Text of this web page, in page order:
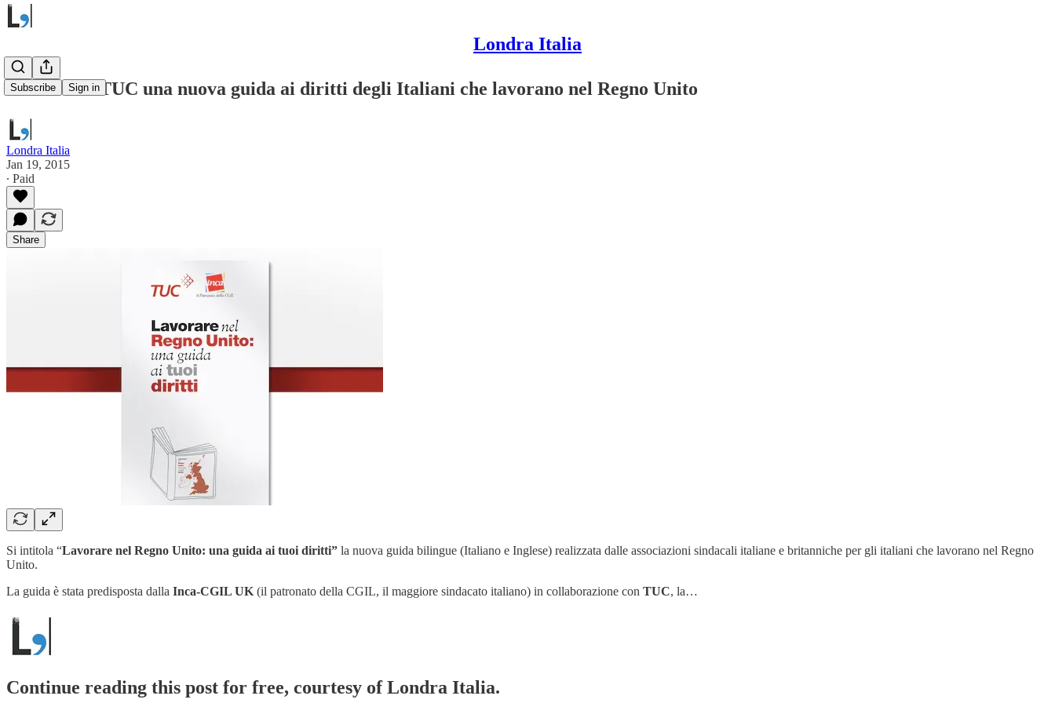
Londra Italia
Subscribe Sign in
Da CGIL e TUC una nuova guida ai diritti degli Italiani che lavorano nel Regno Unito
Londra Italia
Jan 19, 2015
∙ Paid
Share
Si intitola “Lavorare nel Regno Unito: una guida ai tuoi diritti” la nuova guida bilingue (Italiano e Inglese) realizzata dalle associazioni sindacali italiane e britanniche per gli italiani che lavorano nel Regno
Unito.
La guida è stata predisposta dalla Inca-CGIL UK (il patronato della CGIL, il maggiore sindacato italiano) in collaborazione con TUC, la…
Continue reading this post for free, courtesy of Londra Italia.